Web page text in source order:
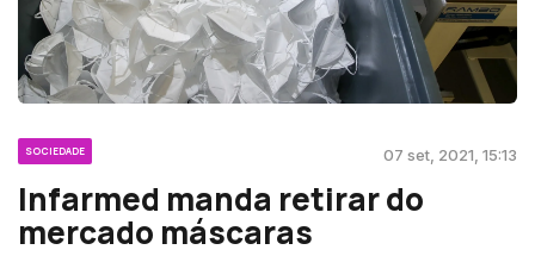
SOCIEDADE 07 set, 2021, 15:13
Infarmed manda retirar do
mercado máscaras